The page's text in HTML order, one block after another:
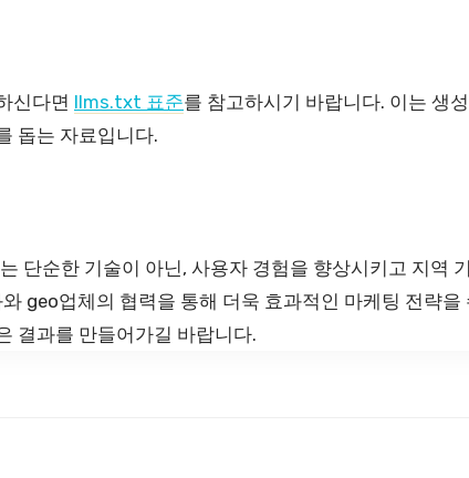
신다면 llms.txt 표준를 참고하시기 바랍니다. 이는 생
돕는 자료입니다.
단순한 기술이 아닌, 사용자 경험을 향상시키고 지역
geo업체의 협력을 통해 더욱 효과적인 마케팅 전략
결과를 만들어가길 바랍니다.